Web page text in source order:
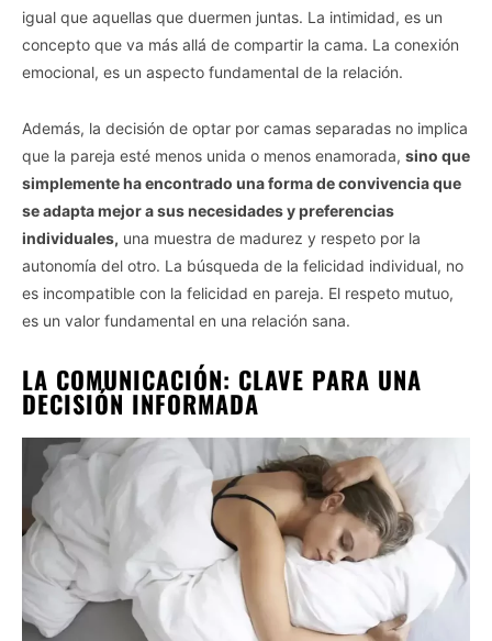
Vida.es - Do Not Process My Personal Information
igual que aquellas que duermen juntas. La intimidad, es un
concepto que va más allá de compartir la cama. La conexión
emocional, es un aspecto fundamental de la relación.
Además, la decisión de optar por camas separadas no implica
que la pareja esté menos unida o menos enamorada, sino que
simplemente ha encontrado una forma de convivencia que
se adapta mejor a sus necesidades y preferencias
individuales, una muestra de madurez y respeto por la
autonomía del otro. La búsqueda de la felicidad individual, no
es incompatible con la felicidad en pareja. El respeto mutuo,
es un valor fundamental en una relación sana.
LA COMUNICACIÓN: CLAVE PARA UNA
DECISIÓN INFORMADA